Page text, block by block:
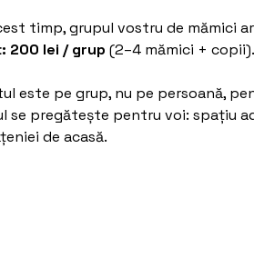
timp, grupul vostru de mămici
200 lei / grup (2–4 mămici + copii).
este pe grup, nu pe persoană,
se pregătește pentru voi: spațiu
de acasă.